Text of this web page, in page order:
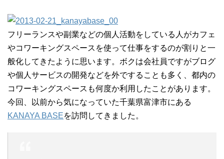
フリーランスや副業などの個人活動をしている人がカフェ
やコワーキングスペースを使って仕事をするのが割りと一
般化してきたように思います。ボクは会社員ですがブログ
や個人サービスの開発などを外ですることも多く、都内の
コワーキングスペースも何度か利用したことがあります。
今回、以前から気になっていた千葉県富津市にある
KANAYA BASEを訪問してきました。